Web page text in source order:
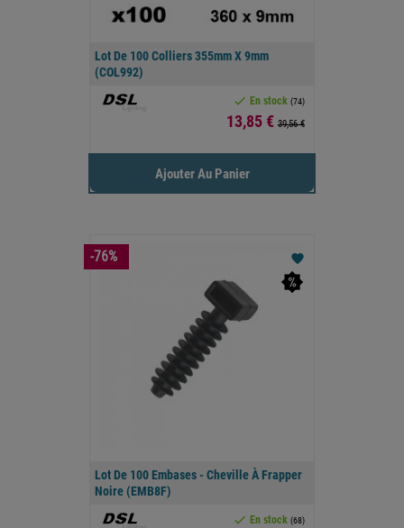
Lot De 100 Colliers 355mm X 9mm
(COL992)
 En stock (74)
Prix
13,85 € 39,56 €
Ajouter Au Panier
Lot De 100 Embases - Cheville À Frapper
Noire (EMB8F)
 En stock (68)
favorite
-76%